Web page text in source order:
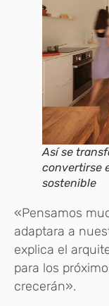
Así se
convertirse
sostenible
«Pensamos
adaptara a
explica el
para los
crecerán».